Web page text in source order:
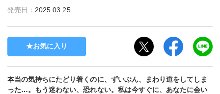
発売日： 2025.03.25
お気に入り
本当の気持ちにたどり着くのに、ずいぶん、まわり道をしてしま
った…。もう迷わない、恐れない。私は今すぐに、あなたに会い